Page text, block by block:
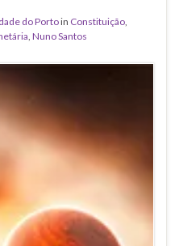
do Portoin Constituição,
, Nuno Santos